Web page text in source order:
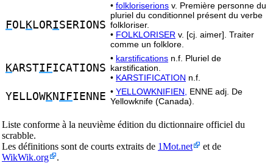
FOL KLORISERIONS
• folkloriserions v. Première personne du
pluriel du conditionnel présent du verbe
folkloriser.
• FOLKLORISER v. [cj. aimer]. Traiter
comme un folklore.
KARSTIFICATIONS
• karstifications n.f. Pluriel de
karstification.
• KARSTIFICATION n.f.
YELLOWKN IFIENNE • YELLOWKNIFIEN,
ENNE adj. De
Yellowknife (Canada).
Liste conforme à la neuvième édition du dictionnaire officiel du
scrabble.
Les définitions sont de courts extraits de 1Mot.net
et de
WikWik.org
.